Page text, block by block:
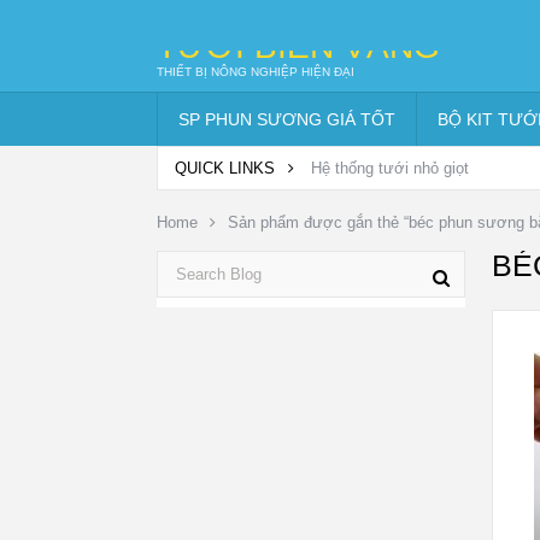
TƯỚI BIỂN VÀNG
THIẾT BỊ NÔNG NGHIỆP HIỆN ĐẠI
SP PHUN SƯƠNG GIÁ TỐT BỘ KIT TƯỚI
QUICK LINKS Hệ thống tưới nhỏ giọt
Home Sản phẩm được gắn thẻ “béc phun sương